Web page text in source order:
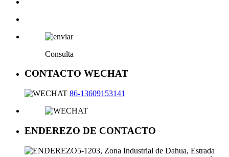
Consulta
CONTACTO WECHAT
86-13609153141
ENDEREZO DE CONTACTO
5-1203, Zona Industrial de Dahua, Estrada